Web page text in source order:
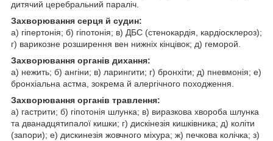
дитячий церебральний параліч.
Захворювання серця й судин:
а) гіпертонія; б) гіпотонія; в) ДБС (стенокардія, кардіосклероз);
г) варикозне розширення вен нижніх кінцівок; д) геморой.
Захворювання органів дихання:
а) нежить; б) ангіни; в) ларингити; г) бронхіти; д) пневмонія; е)
бронхіальна астма, зокрема й алергічного походження.
Захворювання органів травлення:
а) гастрити; б) гіпотонія шлунка; в) виразкова хвороба шлунка
та дванадцятипалої кишки; г) дискінезія кишківника; д) коліти
(запори); е) дискинезія жовчного міхура; ж) печкова колічка; з)